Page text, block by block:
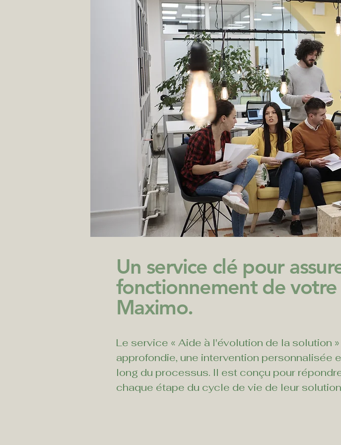
Un service clé pour
fonctionnement de
Maximo.
Le service « Aide à l'évolution de la solution
approfondie, une intervention personnalisée
long du processus. Il est conçu pour
chaque étape du cycle de vie de leur
Previous